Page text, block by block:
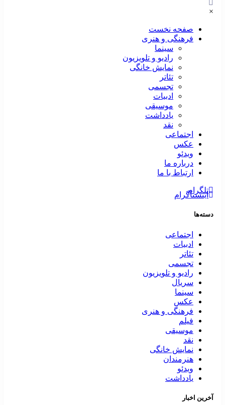
صفحه نخست
فرهنگی و هنری
سینما
رادیو و تلویزیون
نمایش خانگی
تئاتر
تجسمی
ادبیات
موسیقی
یادداشت
نقد
اجتماعی
عکس
ویدئو
درباره ما
ارتباط با ما
تلگرام
اینستاگرام
دسته‌ها
اجتماعی
ادبیات
تئاتر
تجسمی
رادیو و تلویزیون
سریال
سینما
عکس
فرهنگی و هنری
فیلم
موسیقی
نقد
نمایش خانگی
هنرمندان
ویدئو
یادداشت
آخرین اخبار